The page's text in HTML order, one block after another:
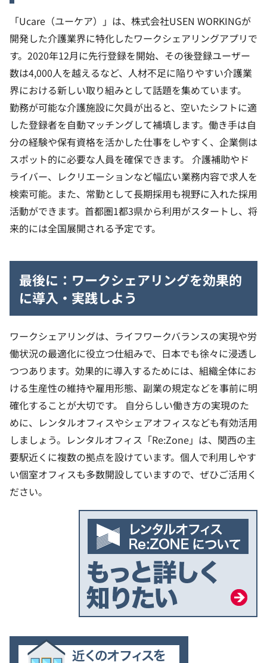
「Ucare（ユーケア）」は、株式会社USEN WORKINGが
開発した介護業界に特化したワークシェアリングアプリで
す。2020年12月に先行登録を開始、その後登録ユーザー
数は4,000人を越えるなど、人材不足に陥りやすい介護業
界における新しい取り組みとして話題を集めています。
勤務が可能な介護施設に欠員が出ると、空いたシフトに適
した登録者を自動マッチングして補填します。働き手は自
分の経験や保有資格を活かした仕事をしやすく、企業側は
スポット的に必要な人員を確保できます。
介護補助やド
ライバー、レクリエーションなど幅広い業務内容で求人を
検索可能。また、常勤として長期採用も視野に入れた採用
活動ができます。首都圏1都3県から利用がスタートし、将
来的には全国展開される予定です。
最後に：ワークシェアリングを効果的
に導入・実践しよう
ワークシェアリングは、ライフワークバランスの実現や労
働状況の最適化に役立つ仕組みで、日本でも徐々に浸透し
つつあります。効果的に導入するためには、組織全体にお
ける生産性の維持や雇用形態、副業の規定などを事前に明
確化することが大切です。
自分らしい働き方の実現のた
めに、レンタルオフィスやシェアオフィスなども有効活用
しましょう。レンタルオフィス「Re:Zone」は、関西の主
要駅近くに複数の拠点を設けています。個人で利用しやす
い個室オフィスも多数開設していますので、ぜひご活用く
ださい。